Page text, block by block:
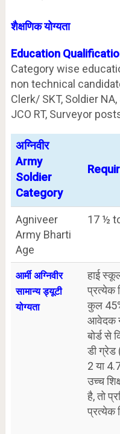
शैक्षणिक योग्यता
Education
Category wise
non technical
Clerk/ SKT, Soldier
JCO RT, Surveyor
अग्निवीर
Army
Soldier
Category
Agniveer
Army Bharti
Age
17 ½
आर्मी अग्निवीर
सामान्य ड्यूटी
योग्यता
हाई
प्रत्येक
कुल
आवेदक ने
बोर्ड से
डी
2 या
उच्च
है, तो
प्रत्येक